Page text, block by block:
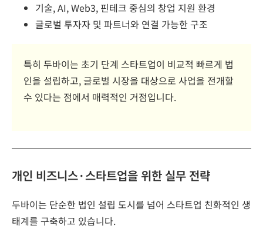
기술, AI, Web3, 핀테크 중심의 창업 지원 환경
글로벌 투자자 및 파트너와 연결 가능한 구조
특히 두바이는 초기 단계 스타트업이 비교적 빠르게 법
인을 설립하고, 글로벌 시장을 대상으로 사업을 전개할
수 있다는 점에서 매력적인 거점입니다.
개인 비즈니스·스타트업을 위한 실무 전략
두바이는 단순한 법인 설립 도시를 넘어 스타트업 친화적인 생
태계를 구축하고 있습니다.